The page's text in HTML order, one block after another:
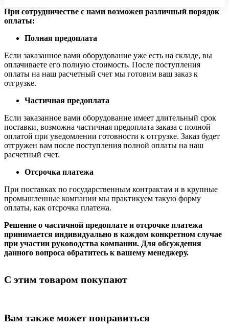
При сотрудничестве с нами возможен различный порядок
оплаты:
Полная предоплата
Если заказанное вами оборудование уже есть на складе, вы
оплачиваете его полную стоимость. После поступления
оплаты на наш расчетный счет мы готовим ваш заказ к
отгрузке.
Частичная предоплата
Если заказанное вами оборудование имеет длительный срок
поставки, возможна частичная предоплата заказа с полной
оплатой при уведомлении готовности к отгрузке. Заказ будет
отгружен вам после поступления полной оплаты на наш
расчетный счет.
Отсрочка платежа
При поставках по государственным контрактам и в крупные
промышленные компании мы практикуем такую форму
оплаты, как отсрочка платежа.
Решение о частичной предоплате и отсрочке платежа
принимается индивидуально в каждом конкретном случае
при участии руководства компании. Для обсуждения
данного вопроса обратитесь к вашему менеджеру.
С этим товаром покупают
Вам также может понравиться